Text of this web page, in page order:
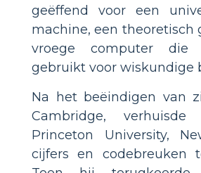
geëffend voor een
machine, een theoretisch
vroege computer die
gebruikt voor wiskundige
Na het beëindigen van
Cambridge,
Princeton University,
cijfers en codebreuken